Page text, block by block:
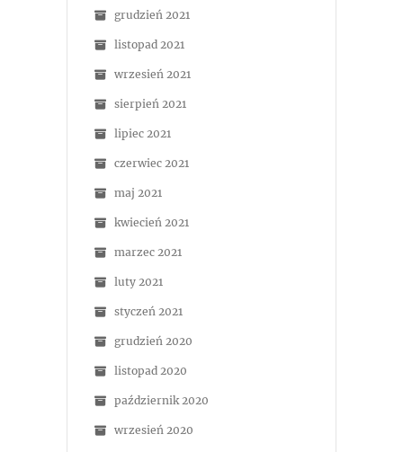
grudzień 2021
listopad 2021
wrzesień 2021
sierpień 2021
lipiec 2021
czerwiec 2021
maj 2021
kwiecień 2021
marzec 2021
luty 2021
styczeń 2021
grudzień 2020
listopad 2020
październik 2020
wrzesień 2020